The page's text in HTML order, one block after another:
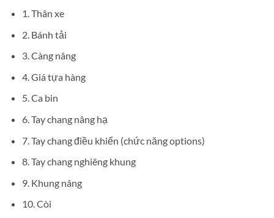
1. Thân xe
2. Bánh tải
3. Càng nâng
4. Giá tựa hàng
5. Ca bin
6. Tay chang nâng hạ
7. Tay chang điều khiển (chức năng options)
8. Tay chang nghiêng khung
9. Khung nâng
10. Còi